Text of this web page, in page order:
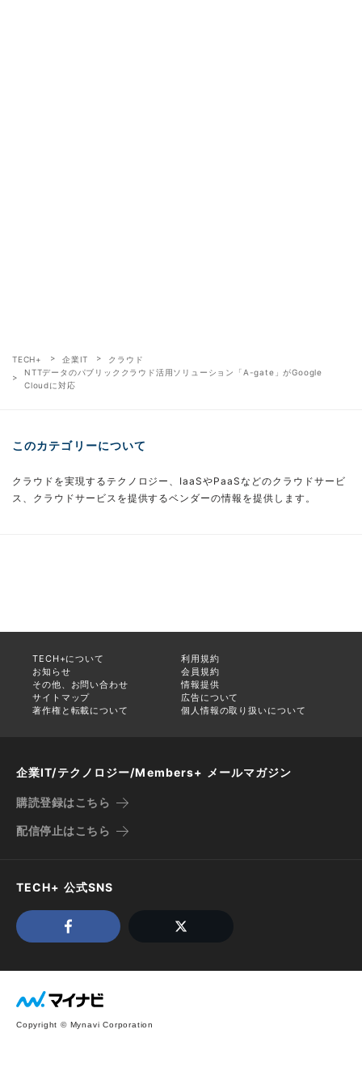
TECH+ 企業IT
クラウド
NTTデータのパブリッククラウド活用ソリューション「A-gate」がGoogle
Cloudに対応
このカテゴリーについて
クラウドを実現するテクノロジー、IaaSやPaaSなどのクラウドサービ
ス、クラウドサービスを提供するベンダーの情報を提供します。
TECH+について
利用規約
お知らせ
会員規約
その他、お問い合わせ
情報提供
サイトマップ
広告について
著作権と転載について
個人情報の取り扱いについて
企業IT/テクノロジー/Members+ メールマガジン
購読登録はこちら
配信停止はこちら
TECH+ 公式SNS
Copyright © Mynavi Corporation